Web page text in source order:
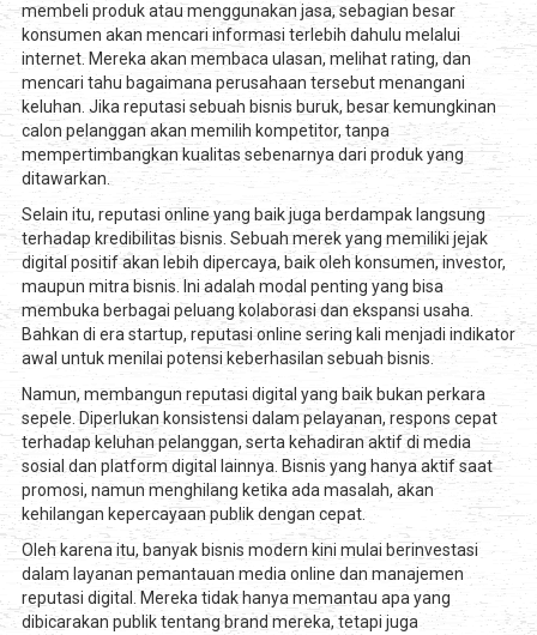
membeli produk atau menggunakan jasa, sebagian besar
konsumen akan mencari informasi terlebih dahulu melalui
internet. Mereka akan membaca ulasan, melihat rating, dan
mencari tahu bagaimana perusahaan tersebut menangani
keluhan. Jika reputasi sebuah bisnis buruk, besar kemungkinan
calon pelanggan akan memilih kompetitor, tanpa
mempertimbangkan kualitas sebenarnya dari produk yang
ditawarkan.
Selain itu, reputasi online yang baik juga berdampak langsung
terhadap kredibilitas bisnis. Sebuah merek yang memiliki jejak
digital positif akan lebih dipercaya, baik oleh konsumen, investor,
maupun mitra bisnis. Ini adalah modal penting yang bisa
membuka berbagai peluang kolaborasi dan ekspansi usaha.
Bahkan di era startup, reputasi online sering kali menjadi indikator
awal untuk menilai potensi keberhasilan sebuah bisnis.
Namun, membangun reputasi digital yang baik bukan perkara
sepele. Diperlukan konsistensi dalam pelayanan, respons cepat
terhadap keluhan pelanggan, serta kehadiran aktif di media
sosial dan platform digital lainnya. Bisnis yang hanya aktif saat
promosi, namun menghilang ketika ada masalah, akan
kehilangan kepercayaan publik dengan cepat.
Oleh karena itu, banyak bisnis modern kini mulai berinvestasi
dalam layanan pemantauan media online dan manajemen
reputasi digital. Mereka tidak hanya memantau apa yang
dibicarakan publik tentang brand mereka, tetapi juga